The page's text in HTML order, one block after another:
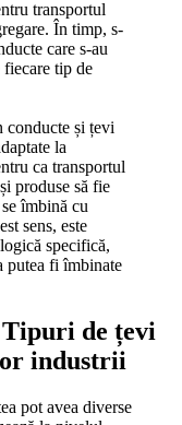
transportul
În timp, s-
care s-au
tip de
conducte și țevi
la
ca transportul
produse să fie
îmbină cu
sens, este
specifică,
putea fi îmbinate
de țevi
industrii
pot avea diverse